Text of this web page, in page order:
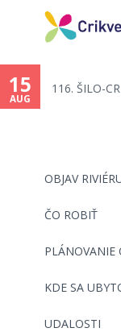
OBJAV
ČO ROBIŤ
PLÁNOVANIE
KDE SA
UDALOSTI
15
AUG
116. ŠILO-
are
here